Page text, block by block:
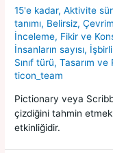
15'e kadar,Aktivite
tanımı, Belirsiz,
İnceleme, Fikir ve
İnsanların sayısı,
Sınıf türü,Tasarım ve
ticon_team
Pictionary veya
çizdiğini tahmin etmek
etkinliğidir.